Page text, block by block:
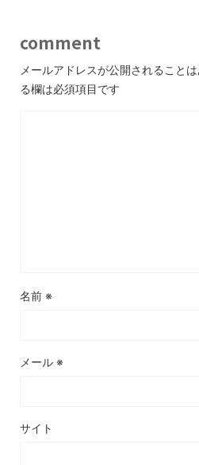
comment
メールアドレスが公開されることは
る欄は必須項目です
名前 ※
メール ※
サイト